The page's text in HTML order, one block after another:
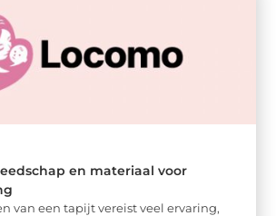
en materiaal voor
van een tapijt vereist veel ervaring,